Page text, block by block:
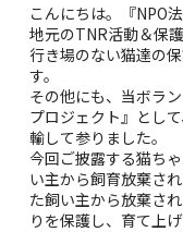
こんにちは。『NPO
地元のTNR活動＆保
行き場のない猫達の
す。
その他にも、当ボラ
プロジェクト』とし
輸して参りました。
今回ご披露する猫ち
い主から飼育放棄さ
た飼い主から放棄さ
りを保護し、育て上